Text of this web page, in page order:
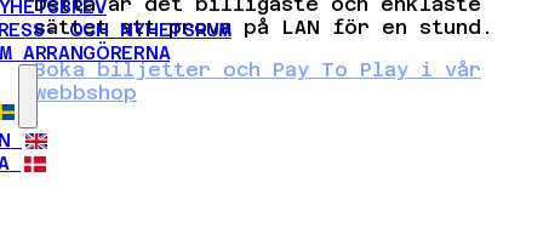
OCH NYHETSRUM
ARRANGÖRERNA
Detta är det billigaste och enklaste
sättet att prova på LAN för en stund.
Boka biljetter och Pay To Play i vår
webbshop